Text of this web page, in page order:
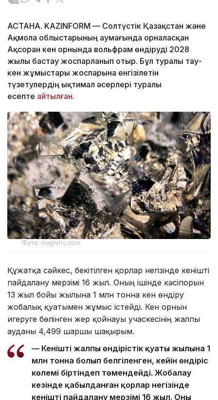
АСТАНА. KAZINFORM — Солтүстік Қазақстан және
Ақмола облыстарының аумағында орналасқан
Ақсоран кен орнында вольфрам өндіруді 2028
жылы бастау жоспарланып отыр. Бұл туралы тау-
кен жұмыстары жоспарына енгізілетін
түзетулердің ықтимал әсерлері туралы
есепте айтылған.
Фото: magnific.com
Құжатқа сәйкес, бекітілген қорлар негізінде кенішті
пайдалану мерзімі 16 жыл. Оның ішінде кәсіпорын
13 жыл бойы жылына 1 млн тонна кен өндіру
жобалық қуатымен жұмыс істейді. Кен орнын
игеруге бөлінген жер қойнауы учаскесінің жалпы
ауданы 4,499 шаршы шақырым.
— Кеніштің жалпы өндірістік қуаты жылына 1
млн тонна болып белгіленген, кейін өндіріс
көлемі біртіндеп төмендейді. Жобалау
кезінде қабылданған қорлар негізінде
кеніштің пайдалану мерзімі 16 жыл. Оның